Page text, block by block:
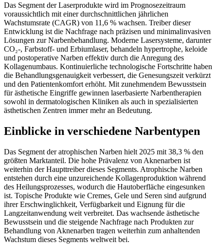
Das Segment der Laserprodukte wird im Prognosezeitraum
voraussichtlich mit einer durchschnittlichen jährlichen
Wachstumsrate (CAGR) von 11,6 % wachsen. Treiber dieser
Entwicklung ist die Nachfrage nach präzisen und minimalinvasiven
Lösungen zur Narbenbehandlung. Moderne Lasersysteme, darunter
CO₂-, Farbstoff- und Erbiumlaser, behandeln hypertrophe, keloide
und postoperative Narben effektiv durch die Anregung des
Kollagenumbaus. Kontinuierliche technologische Fortschritte haben
die Behandlungsgenauigkeit verbessert, die Genesungszeit verkürzt
und den Patientenkomfort erhöht. Mit zunehmendem Bewusstsein
für ästhetische Eingriffe gewinnen laserbasierte Narbentherapien
sowohl in dermatologischen Kliniken als auch in spezialisierten
ästhetischen Zentren immer mehr an Bedeutung.
Einblicke in verschiedene Narbentypen
Das Segment der atrophischen Narben hielt 2025 mit 38,3 % den
größten Marktanteil. Die hohe Prävalenz von Aknenarben ist
weiterhin der Haupttreiber dieses Segments. Atrophische Narben
entstehen durch eine unzureichende Kollagenproduktion während
des Heilungsprozesses, wodurch die Hautoberfläche eingesunken
ist. Topische Produkte wie Cremes, Gele und Seren sind aufgrund
ihrer Erschwinglichkeit, Verfügbarkeit und Eignung für die
Langzeitanwendung weit verbreitet. Das wachsende ästhetische
Bewusstsein und die steigende Nachfrage nach Produkten zur
Behandlung von Aknenarben tragen weiterhin zum anhaltenden
Wachstum dieses Segments weltweit bei.